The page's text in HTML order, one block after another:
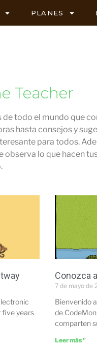
PLANES
Teacher
todo el mundo que
hasta consejos y
para todos.
lo que hacen
five years
Conozca
7 de mayo de
Bienvenido
de
comparten
Leer más "